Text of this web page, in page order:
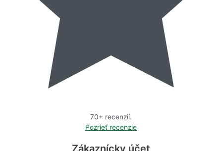
70+ recenzií.
Pozrieť recenzie
Zákaznícky účet